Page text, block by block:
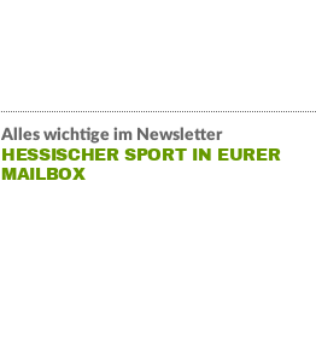
Alles wichtige im Newsletter
HESSISCHER SPORT IN EURER
MAILBOX